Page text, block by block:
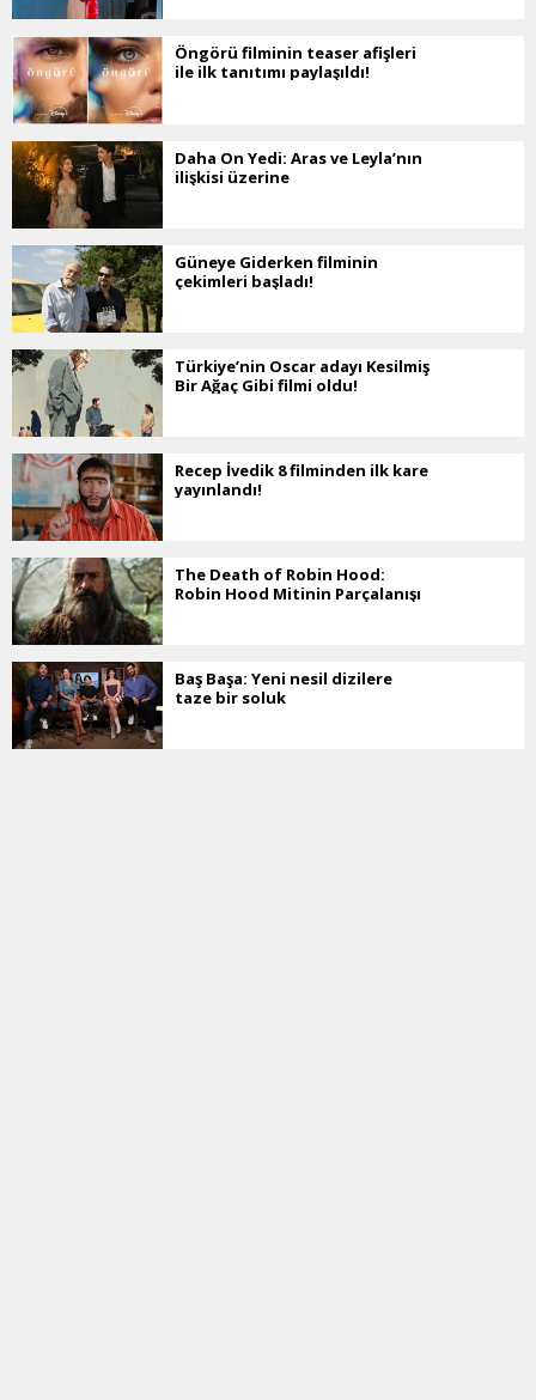
Öngörü filminin teaser afişleri
ile ilk tanıtımı paylaşıldı!
Daha On Yedi: Aras ve Leyla’nın
ilişkisi üzerine
Güneye Giderken filminin
çekimleri başladı!
Türkiye’nin Oscar adayı Kesilmiş
Bir Ağaç Gibi filmi oldu!
Recep İvedik 8 filminden ilk kare
yayınlandı!
The Death of Robin Hood:
Robin Hood Mitinin Parçalanışı
Baş Başa: Yeni nesil dizilere
taze bir soluk